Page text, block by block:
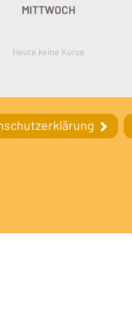
MITTWOCH
Heute keine Kurse